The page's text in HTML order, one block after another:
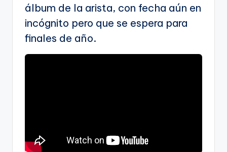
álbum de la arista, con fecha aún en
incógnito pero que se espera para
finales de año.